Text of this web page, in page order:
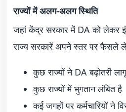
राज्यों में अलग-अलग स्थिति
जहां केंद्र सरकार में DA को लेकर
राज्य सरकारें अपने स्तर पर फैसले ले
कुछ राज्यों ने DA बढ़ोतरी
कुछ राज्यों में भुगतान लंबित है
कई जगहों पर कर्मचारियों ने